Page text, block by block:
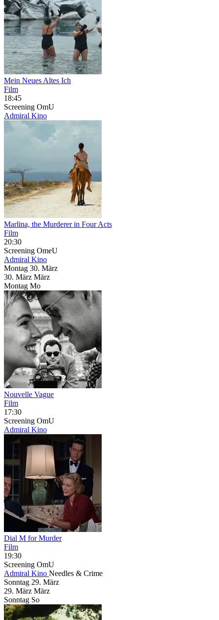
Mein Neues Altes Ich
Film
18:45
Screening OmU
Admiral Kino
Marlina, the Murderer in Four Acts
Film
20:30
Screening OmeU
Admiral Kino
Montag 30. März
30. März März
Montag Mo
Nouvelle Vague
Film
17:30
Screening OmU
Admiral Kino
Dial M for Murder
Film
19:30
Screening OmU
Admiral Kino Needles & Crime
Sonntag 29. März
29. März März
Sonntag So